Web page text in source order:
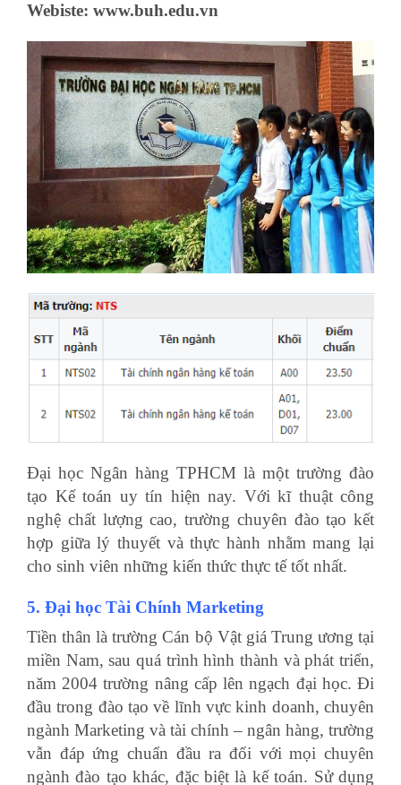
Webiste: www.buh.edu.vn
Đại học Ngân hàng TPHCM là một trường đào
tạo Kế toán uy tín hiện nay. Với kĩ thuật công
nghệ chất lượng cao, trường chuyên đào tạo kết
hợp giữa lý thuyết và thực hành nhằm mang lại
cho sinh viên những kiến thức thực tế tốt nhất.
5. Đại học Tài Chính Marketing
Tiền thân là trường Cán bộ Vật giá Trung ương tại
miền Nam, sau quá trình hình thành và phát triển,
năm 2004 trường nâng cấp lên ngạch đại học. Đi
đầu trong đào tạo về lĩnh vực kinh doanh, chuyên
ngành Marketing và tài chính – ngân hàng, trường
vẫn đáp ứng chuẩn đầu ra đối với mọi chuyên
ngành đào tạo khác, đặc biệt là kế toán. Sử dụng